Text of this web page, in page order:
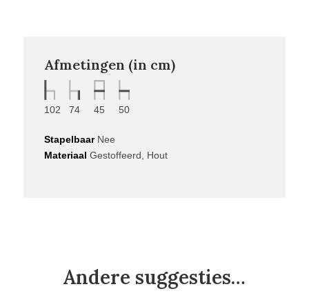
Afmetingen (in cm)
102 74 45 50
StapelbaarNee
Materiaal Gestoffeerd, Hout
Andere suggesties…